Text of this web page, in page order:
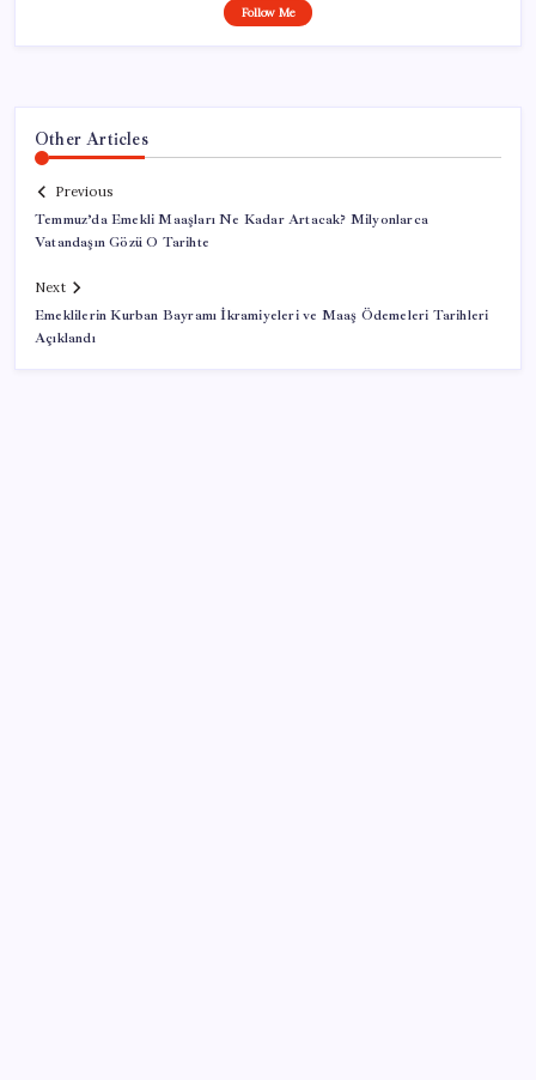
Follow Me
Other Articles
Previous
Temmuz’da Emekli Maaşları Ne Kadar Artacak? Milyonlarca
Vatandaşın Gözü O Tarihte
Next
Emeklilerin Kurban Bayramı İkramiyeleri ve Maaş Ödemeleri Tarihleri
Açıklandı